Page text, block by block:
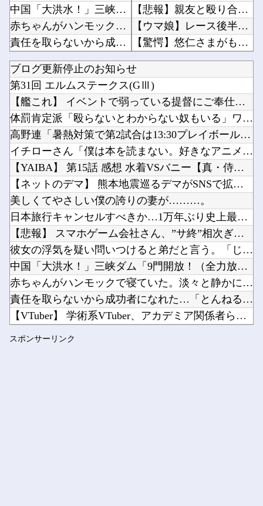
中国「大洪水！」三峡ダム「9門開放！（全力放流」中国都市「三峡沿線の道路水没」中国政府「高...
赤ちゃんがハンモックで寝ていた。淡々と静かに作業中 → 無心な労働者の顔はこちらです…
責任を取らないから成功者になれた…「とんねるず」「おニャン子」「AKB」とヒットを出し続け...
【VTuber】 学術系VTuber、アカデミア関係者らに「V名義の活動を本人の業績として...
【画像】 吉川愛さん(26)、縛られてムチムチお乳が強調されてしまう
【画像】 「ビールと水を交互に飲まないと倒れるグラス」発売
Powered by livedoor 相互RSS
【悲報】親友と殴り合いの結果絶縁濃厚→…どっちが悪いんだ？他
【ウマ娘】レース後半のこの動き、スティルの挙動がやばすぎる。他
【驚愕】悠仁さまがもう19歳という事実…初の「おことば」にネット民驚嘆他
任天堂「今期中にSwitch2ソフトを6000万本売る（現在946万本達成）」他
【ラブライブ！】LuckyFes'26は無料で配信見れるのか助かるな（8/9）他
ChatGPTでコミュ障って治せる？？？他
韓国人「現在、日本でとんでもない進化を遂げている韓国料理がこちら…」→「これは旨いのでは…...
お前らがメイドイン韓国で認めてるもの 「キムチ」あと3つは？他
【朗報】原作者・尾田栄一郎「ワンピヒロインズ娘に見せたら反応良っ！！女心掴みまくってありが...
【PC電源】いったい誰に見せるためにそんな所にLCD付けるのかな他
クレーンゲーム「景品貰えます、パチンコより脳汁出ます、金かければ取れます」←なんjで不人気...
Powered by livedoor 相互RSS
ブログ更新停止のお知らせ
第31回 エルムステークス(GⅢ)
【艦これ】 イベントで弱っている提督にご奉仕鹿島描いたでち
体罰肯定派「殴らないとわからない奴もいる」ワイ「いや司法や警...
高野連「暑熱対策で第2試合は13:30プレイボールや！」
イチローさん「僕は本を読まない。好きなアニメはドラゴンボール...
【YAIBA】 第15話 感想 水着VSバニー【真・侍伝 Y...
【ネットのデマ】 熊本地震巡るデマがSNSで拡散中…「偽の画...
美しくてやさしい僕の誇りの妻が………。
日本旅行キャンセルすべきか…1万年ぶり史上最大級の火山の兆し...
【悲報】 スマホゲーム会社さん、”サ終”相次ぎ倒産しまくって...
彼女の浮気を疑い問いつけると弟だと言う。「じゃあ携帯見せて」...
中国「大洪水！」三峡ダム「9門開放！（全力放流」中国都市「三...
赤ちゃんがハンモックで寝ていた。淡々と静かに作業中 → 無心...
責任を取らないから成功者になれた…「とんねるず」「おニャン子...
【VTuber】 学術系VTuber、アカデミア関係者らに「...
スポンサーリンク